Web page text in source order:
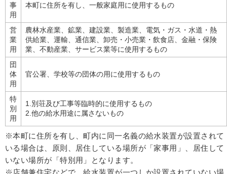
事
用
本町に住所を有し、一般家庭用に使用するもの
営
業
用
農林水産業、鉱業、建設業、製造業、電気・ガス・水道・熱
供給業、運輸、通信業、卸売・小売業・飲食店、金融・保険
業、不動産業、サービス業等に使用するもの
団
体
用
官公署、学校等の団体の用に使用するもの
特
別
用
1.別荘及び工事等臨時的に使用するもの
2.他の給水用途に属さないもの
※本町に住所を有し、町内に同一名義の給水装置が設置されて
いる場合は、原則、居住している場所が「家事用」、居住して
いない場所が「特別用」となります。